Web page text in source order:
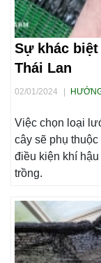
Sự khác
Thái Lan
02/01/2024
Việc chọn loại
cây sẽ phụ
điều kiện khí
trồng.